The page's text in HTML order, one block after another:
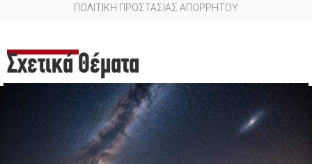
ΠΟΛΙΤΙΚΗ ΠΡΟΣΤΑΣΙΑΣ ΑΠΟΡΡΗΤΟΥ
Σχετικά Θέματα